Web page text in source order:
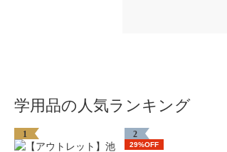
学用品の人気ランキング
1 2
29%OFF